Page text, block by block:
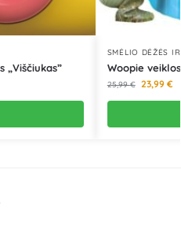
SMĖLIO DĖŽĖS
Woopie
25,99€ 23,99 €